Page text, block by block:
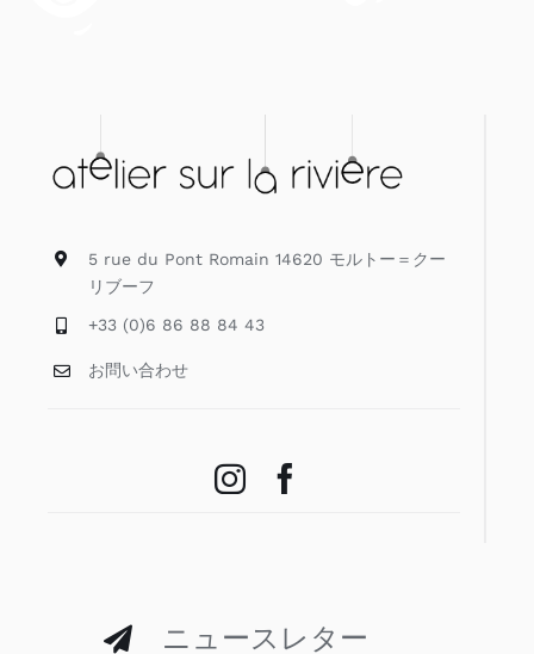
5 rue du Pont Romain 14620 モルトー＝クー
リブーフ
+33 (0)6 86 88 84 43
お問い合わせ
ニュースレター